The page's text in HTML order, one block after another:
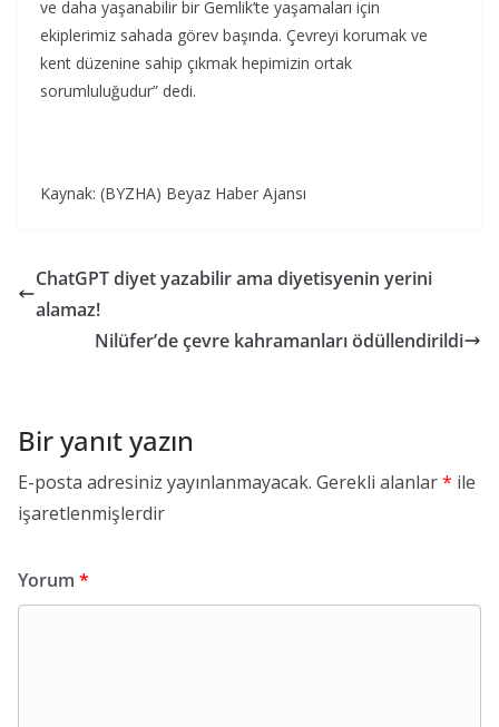
ve daha yaşanabilir bir Gemlik’te yaşamaları için
ekiplerimiz sahada görev başında. Çevreyi korumak ve
kent düzenine sahip çıkmak hepimizin ortak
sorumluluğudur” dedi.
Kaynak: (BYZHA) Beyaz Haber Ajansı
ChatGPT diyet yazabilir ama diyetisyenin yerini
alamaz!
Nilüfer’de çevre kahramanları ödüllendirildi
Bir yanıt yazın
E-posta adresiniz yayınlanmayacak. Gerekli alanlar* ile
işaretlenmişlerdir
Yorum *